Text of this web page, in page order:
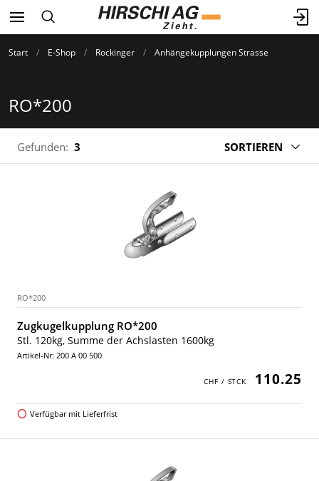
Start E-Shop Rockinger Anhängekupplungen Strasse
RO*200
Gefunden: 3 SORTIEREN
RO*200
Zugkugelkupplung RO*200
Stl. 120kg, Summe der Achslasten 1600kg
Artikel-Nr: 200 A 00 500
110.25
Verfügbar mit Lieferfrist